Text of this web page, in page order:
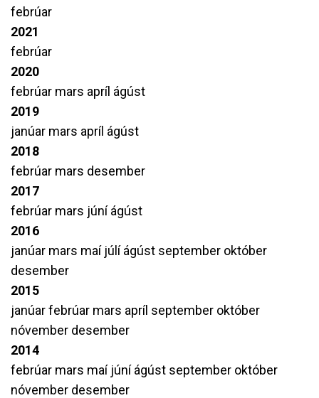
febrúar
2021
febrúar
2020
febrúar mars apríl ágúst
2019
janúar mars apríl ágúst
2018
febrúar mars desember
2017
febrúar mars júníágúst
2016
janúar mars maí júlíágúst september október
desember
2015
janúarfebrúar mars apríl september október
nóvember desember
2014
febrúar mars maí júníágúst september október
nóvember desember